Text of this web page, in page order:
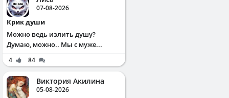
07-08-2026
Крик души
Можно ведь излить душу?
Думаю, можно.. Мы с муже...
4 84
Виктория Акилина
05-08-2026